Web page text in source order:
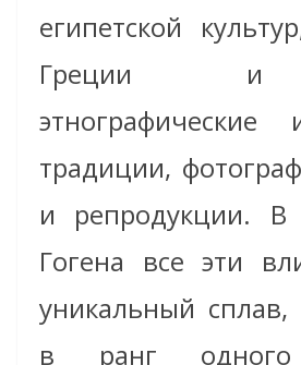
египетской
Греции и
традиции,
и репродукции. В
Гогена все эти
уникальный сплав,
в ранг